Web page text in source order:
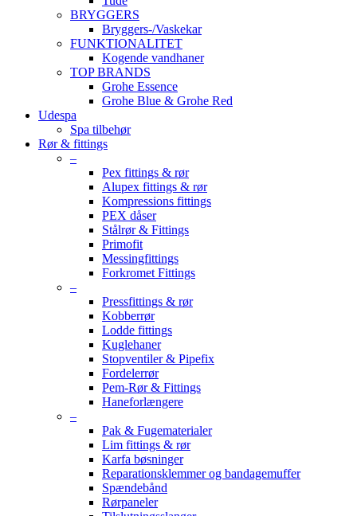
BRYGGERS
Bryggers-/Vaskekar
FUNKTIONALITET
Kogende vandhaner
TOP BRANDS
Grohe Essence
Grohe Blue & Grohe Red
Udespa
Spa tilbehør
Rør & fittings
–
Pex fittings & rør
Alupex fittings & rør
Kompressions fittings
PEX dåser
Stålrør & Fittings
Primofit
Messingfittings
Forkromet Fittings
–
Pressfittings & rør
Kobberrør
Lodde fittings
Kuglehaner
Stopventiler & Pipefix
Fordelerrør
Pem-Rør & Fittings
Haneforlængere
–
Pak & Fugematerialer
Lim fittings & rør
Karfa bøsninger
Reparationsklemmer og bandagemuffer
Spændebånd
Rørpaneler